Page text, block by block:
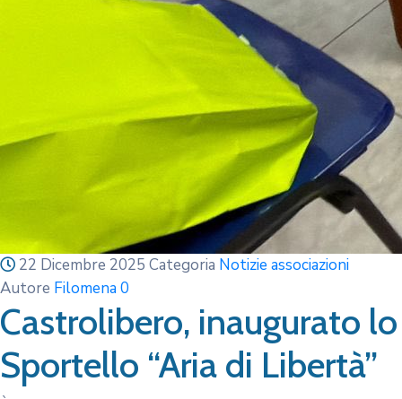
22 Dicembre 2025 Categoria Notizie associazioni
Autore Filomena0
Castrolibero, inaugurato lo
Sportello “Aria di Libertà”